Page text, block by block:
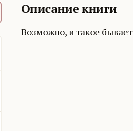
Описание книги
Возможно, и такое бывает